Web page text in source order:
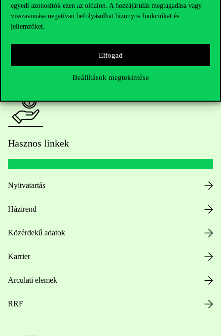
egyedi azonosítók ezen az oldalon. A hozzájárulás megtagadása vagy
visszavonása negatívan befolyásolhat bizonyos funkciókat és
jellemzőket.
Elfogad
Beállítások megtekintése
Oktatói elérhetőségek
Hasznos linkek
Nyitvatartás
Házirend
Közérdekű adatok
Karrier
Arculati elemek
RRF